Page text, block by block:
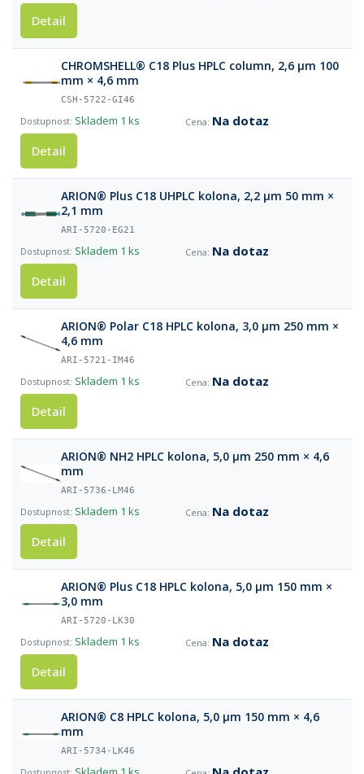
Detail
CHROMSHELL® C18 Plus HPLC column, 2,6 µm 100
mm × 4,6 mm
CSH-5722-GI46
Skladem 1 ks
Na dotaz
Detail
ARION® Plus C18 UHPLC kolona, 2,2 µm 50 mm ×
2,1 mm
ARI-5720-EG21
Skladem 1 ks
Na dotaz
Detail
ARION® Polar C18 HPLC kolona, 3,0 µm 250 mm ×
4,6 mm
ARI-5721-IM46
Skladem 1 ks
Na dotaz
Detail
ARION® NH2 HPLC kolona, 5,0 µm 250 mm × 4,6
mm
ARI-5736-LM46
Skladem 1 ks
Na dotaz
Detail
ARION® Plus C18 HPLC kolona, 5,0 µm 150 mm ×
3,0 mm
ARI-5720-LK30
Skladem 1 ks
Na dotaz
Detail
ARION® C8 HPLC kolona, 5,0 µm 150 mm × 4,6
mm
ARI-5734-LK46